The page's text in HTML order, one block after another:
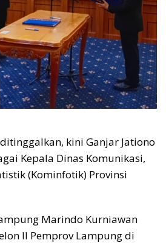
kini Ganjar Jationo
Kepala Dinas Komunikasi,
(Kominfotik) Provinsi
Marindo Kurniawan
II Pemprov Lampung di